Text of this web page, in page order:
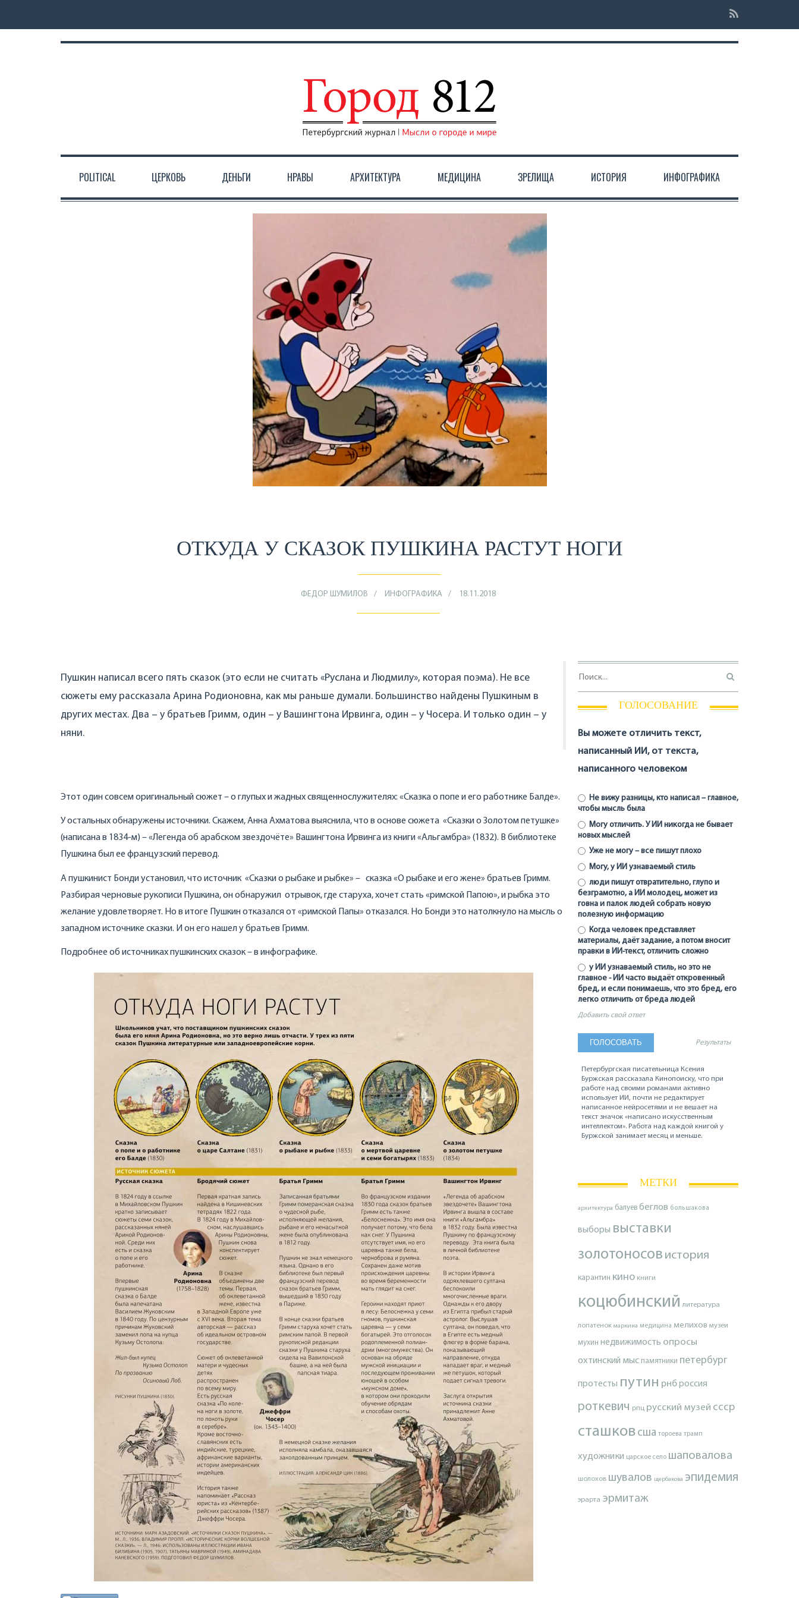
POLITICAL ЦЕРКОВЬ ДЕНЬГИ НРАВЫ АРХИТЕКТУРА МЕДИЦИНА ЗРЕЛИЩА ИСТОРИЯ ИНФОГРАФИКА
ОТКУДА У СКАЗОК ПУШКИНА РАСТУТ НОГИ
ФЕДОР ШУМИЛОВ ИНФОГРАФИКА 18.11.2018
Пушкин написал всего пять сказок (это если не считать «Руслана и Людмилу», которая поэма). Не все
сюжеты ему рассказала Арина Родионовна, как мы раньше думали. Большинство найдены Пушкиным в
других местах. Два – у братьев Гримм, один – у Вашингтона Ирвинга, один – у Чосера. И только один – у
няни.
Этот один совсем оригинальный сюжет – о глупых и жадных священнослужителях: «Сказка о попе и его работнике Балде».
У остальных обнаружены источники. Скажем, Анна Ахматова выяснила, что в основе сюжета «Сказки о Золотом петушке»
(написана в 1834-м) – «Легенда об арабском звездочёте» Вашингтона Ирвинга из книги «Альгамбра» (1832). В библиотеке
Пушкина был ее французский перевод.
А пушкинист Бонди установил, что источник «Сказки о рыбаке и рыбке» – сказка «О рыбаке и его жене» братьев Гримм.
Разбирая черновые рукописи Пушкина, он обнаружил отрывок, где старуха, хочет стать «римской Папою», и рыбка это
желание удовлетворяет. Но в итоге Пушкин отказался от «римской Папы» отказался. Но Бонди это натолкнуло на мысль о
западном источнике сказки. И он его нашел у братьев Гримм.
Подробнее об источниках пушкинских сказок – в инфографике.
ГОЛОСОВАНИЕ
Вы можете отличить текст,
написанный ИИ, от текста,
написанного человеком
Не вижу разницы, кто написал – главное,
чтобы мысль была
Могу отличить. У ИИ никогда не бывает
новых мыслей
Уже не могу – все пишут плохо
Могу, у ИИ узнаваемый стиль
люди пишут отвратительно, глупо и
безграмотно, а ИИ молодец, может из
говна и палок людей собрать новую
полезную информацию
Когда человек представляет
материалы, даёт задание, а потом вносит
правки в ИИ-текст, отличить сложно
у ИИ узнаваемый стиль, но это не
главное - ИИ часто выдаёт откровенный
бред, и если понимаешь, что это бред, его
легко отличить от бреда людей
Добавить свой ответ
Результаты
Петербургская писательница Ксения
Буржская рассказала Кинопоиску, что при
работе над своими романами активно
использует ИИ, почти не редактирует
написанное нейросетями и не вешает на
текст значок «написано искусственным
интеллектом». Работа над каждой книгой у
Буржской занимает месяц и меньше.
МЕТКИ
архитектура балуев беглов большакова
выборы выставки
золотоносов история
карантин кино книги
коцюбинский литература
лопатенок маркина медицина мелихов музеи
мухин недвижимость опросы
охтинский мыс памятники петербург
протесты путин рнброссия
роткевич рпц русский музей ссср
сташков сша тороева трамп
художники царское село шаповалова
шолохов шувалов щербакова эпидемия
эрарта эрмитаж